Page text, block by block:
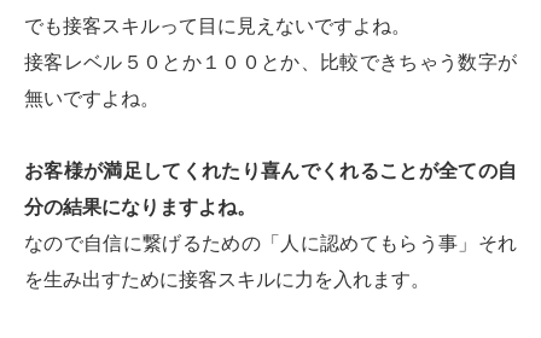
でも接客スキルって目に見えないですよね。
接客レベル５０とか１００とか、比較できちゃう数字が
無いですよね。
お客様が満足してくれたり喜んでくれることが全ての自
分の結果になりますよね。
なので自信に繋げるための「人に認めてもらう事」それ
を生み出すために接客スキルに力を入れます。